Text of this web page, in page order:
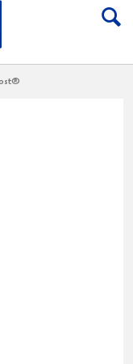
Till Norrmejerier